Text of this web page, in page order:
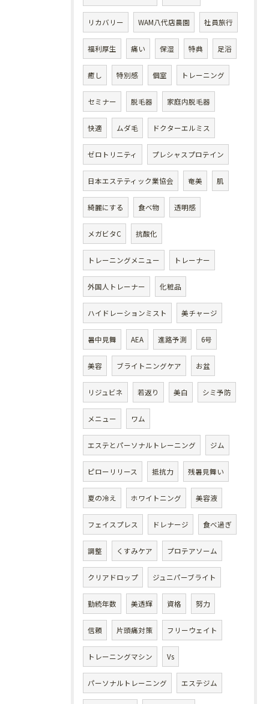
リカバリー WAM八代店農園 社員旅行
福利厚生 痛い 保湿 特典 足浴
癒し 特別感 個室 トレーニング
セミナー 脱毛器 家庭内脱毛器
快適 ムダ毛 ドクターエルミス
ゼロトリニティ プレシャスプロテイン
日本エステティック業協会 奄美 肌
綺麗にする 食べ物 透明感
メガビタC 抗酸化
トレーニングメニュー トレーナー
外国人トレーナー 化粧品
ハイドレーションミスト 美チャージ
暑中見舞 AEA 進路予測 6号
美容 ブライトニングケア お盆
リジュビネ 若返り 美白 シミ予防
メニュー ワム
エステとパーソナルトレーニング ジム
ピローリリース 抵抗力 残暑見舞い
夏の冷え ホワイトニング 美容液
フェイスプレス ドレナージ 食べ過ぎ
調整 くすみケア プロテアソーム
クリアドロップ ジュニパーブライト
勤続年数 美透輝 資格 努力
信頼 片頭痛対策 フリーウェイト
トレーニングマシン Vs
パーソナルトレーニング エステジム